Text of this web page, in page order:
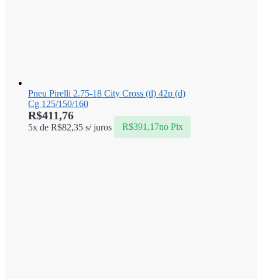
Pneu Pirelli 2.75-18 City Cross (tl) 42p (d)
Cg 125/150/160
R$411,76
5x de R$82,35 s/ juros R$391,17no Pix